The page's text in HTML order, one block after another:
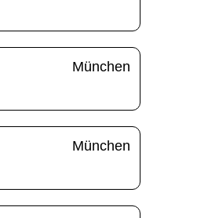
München
München